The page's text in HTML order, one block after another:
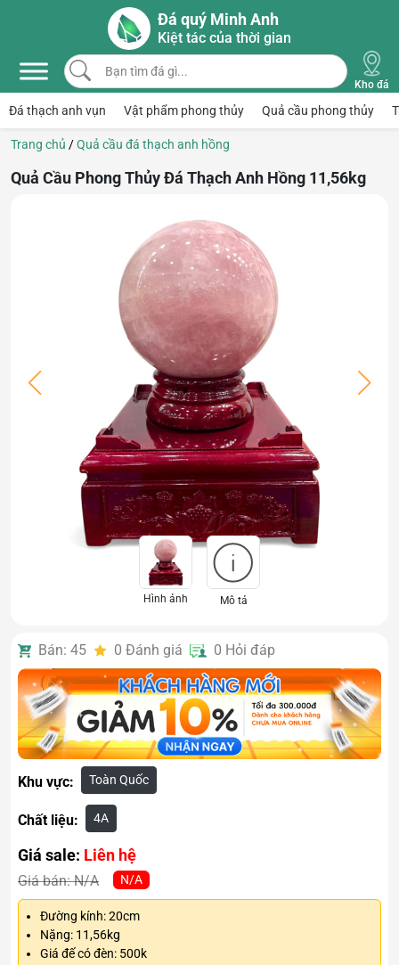
Skip to main content
Đá quý Minh Anh
Kiệt tác của thời gian
Bạn tìm đá gì...
Kho đá
Đá thạch anh vụn Vật phẩm phong thủy Quả cầu phong thủy
Trang chủ /Quả cầu đá thạch anh hồng
Quả Cầu Phong Thủy Đá Thạch Anh Hồng 11,56kg
Hình ảnh Mô tả
Bán: 45 0 Đánh giá 0 Hỏi đáp
Khu vực: Toàn Quốc
Chất liệu: 4A
Giá sale: Liên hệ
Giá bán:N/A N/A
Đường kính: 20cm
Nặng: 11,56kg
Giá đế có đèn: 500k